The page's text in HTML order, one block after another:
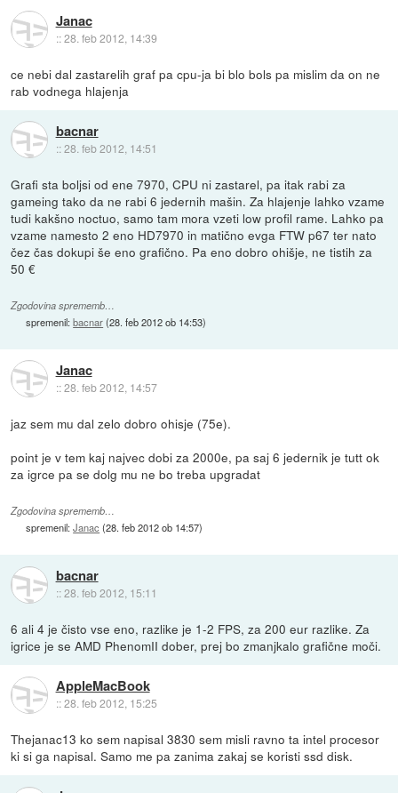
Janac
::28. feb 2012, 14:39
ce nebi dal zastarelih graf pa cpu-ja bi blo bols pa mislim da on ne
rab vodnega hlajenja
bacnar
::28. feb 2012, 14:51
Grafi sta boljsi od ene 7970, CPU ni zastarel, pa itak rabi za
gameing tako da ne rabi 6 jedernih mašin. Za hlajenje lahko vzame
tudi kakšno noctuo, samo tam mora vzeti low profil rame. Lahko pa
vzame namesto 2 eno HD7970 in matično evga FTW p67 ter nato
čez čas dokupi še eno grafično. Pa eno dobro ohišje, ne tistih za
50 €
Zgodovina sprememb…
spremenil:bacnar(28. feb 2012 ob 14:53)
Janac
::28. feb 2012, 14:57
jaz sem mu dal zelo dobro ohisje (75e).
point je v tem kaj najvec dobi za 2000e, pa saj 6 jedernik je tutt ok
za igrce pa se dolg mu ne bo treba upgradat
Zgodovina sprememb…
spremenil:Janac (28. feb 2012 ob 14:57)
bacnar
::28. feb 2012, 15:11
6 ali 4 je čisto vse eno, razlike je 1-2 FPS, za 200 eur razlike. Za
igrice je se AMD PhenomII dober, prej bo zmanjkalo grafične moči.
AppleMacBook
::28. feb 2012, 15:25
Thejanac13 ko sem napisal 3830 sem misli ravno ta intel procesor
ki si ga napisal. Samo me pa zanima zakaj se koristi ssd disk.